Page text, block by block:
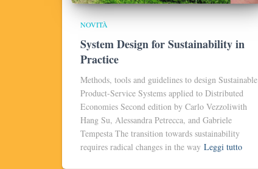
NOVITÀ
System Design for Sustainability in
Practice
Methods, tools and guidelines to design Sustainable
Product-Service Systems applied to Distributed
Economies Second edition by Carlo Vezzoliwith
Hang Su, Alessandra Petrecca, and Gabriele
Tempesta The transition towards sustainability
requires radical changes in the way Leggi tutto